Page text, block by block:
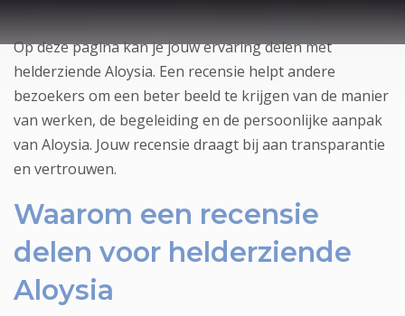
Op deze pagina kan je jouw ervaring delen met
helderziende Aloysia. Een recensie helpt andere
bezoekers om een beter beeld te krijgen van de manier
van werken, de begeleiding en de persoonlijke aanpak
van Aloysia. Jouw recensie draagt bij aan transparantie
en vertrouwen.
Waarom een recensie
delen voor helderziende
Aloysia